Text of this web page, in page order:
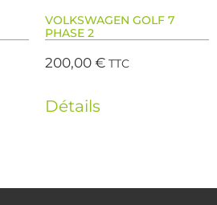
VOLKSWAGEN GOLF 7
PHASE 2
200,00€ TTC
Détails